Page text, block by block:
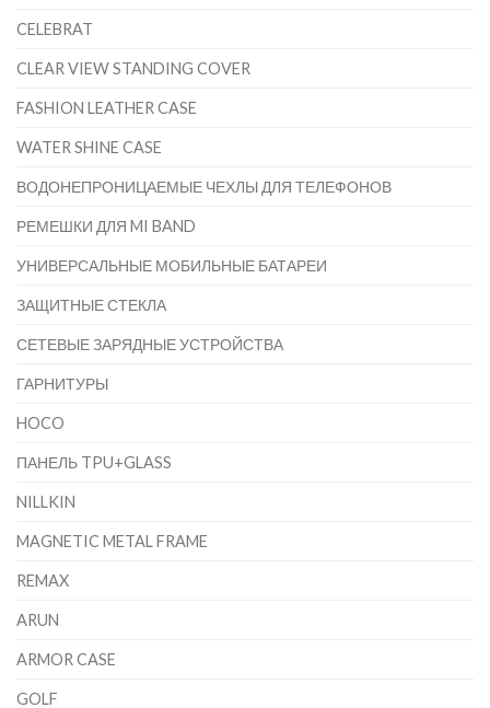
CELEBRAT
CLEAR VIEW STANDING COVER
FASHION LEATHER CASE
WATER SHINE CASE
ВОДОНЕПРОНИЦАЕМЫЕ ЧЕХЛЫ ДЛЯ ТЕЛЕФОНОВ
РЕМЕШКИ ДЛЯ MI BAND
УНИВЕРСАЛЬНЫЕ МОБИЛЬНЫЕ БАТАРЕИ
ЗАЩИТНЫЕ СТЕКЛА
СЕТЕВЫЕ ЗАРЯДНЫЕ УСТРОЙСТВА
ГАРНИТУРЫ
HOCO
ПАНЕЛЬ TPU+GLASS
NILLKIN
MAGNETIC METAL FRAME
REMAX
ARUN
ARMOR CASE
GOLF